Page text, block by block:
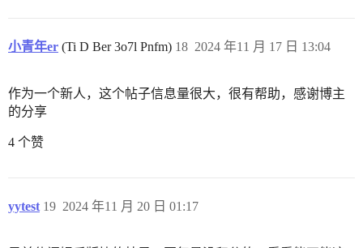
小青年er (Ti D Ber 3o7l Pnfm) 2024 年11 月 17 日 13:04
18
作为一个新人，这个帖子信息量很大，很有帮助，感谢博主
的分享
4 个赞
yytest 2024 年11 月 20 日 01:17
19